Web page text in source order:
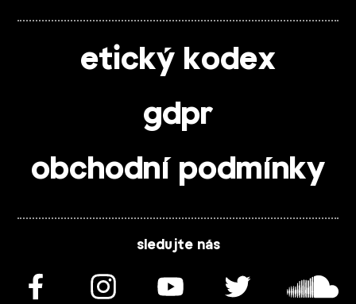
etický kodex
gdpr
obchodní podmínky
sledujte nás